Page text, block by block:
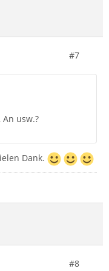
#7
usw.?
Dank.
#8